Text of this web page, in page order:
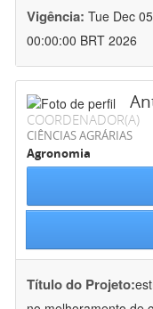
Vigência: Tue Dec
00:00:00 BRT 2026
COORDENADOR(A)
CIÊNCIAS AGRÁRIAS
Agronomia
Título do Projeto: